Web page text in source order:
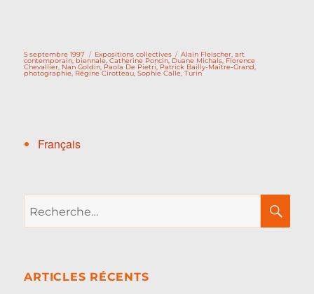
Publié
le
5 septembre 1997 Catégories
Expositions collectives Étiquettes
Alain Fleischer ,art
contemporain biennale ,Catherine Poncin Duane Michals Florence
Chevallier Nan Goldin Paola De Pietri Patrick Bailly-Maître-Grand
photographie Régine Cirotteau ,Sophie Calle ,Turin
Français
pour :
ARTICLES RÉCENTS